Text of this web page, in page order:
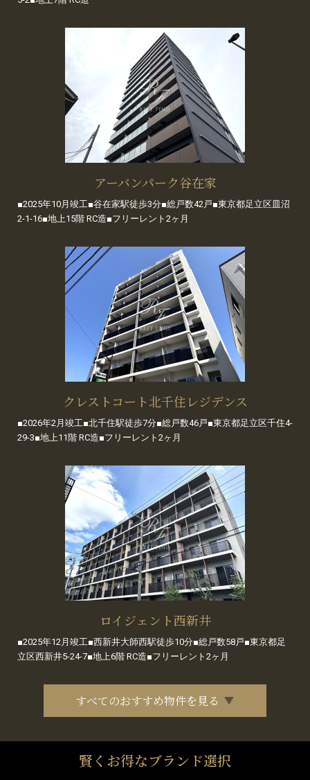
アーバンパーク谷在家
■2025年10月竣工■谷在家駅徒歩3分■総戸数42戸■東京都足立区皿沼
2-1-16■地上15階 RC造■フリーレント2ヶ月
クレストコート北千住レジデンス
■2026年2月竣工■北千住駅徒歩7分■総戸数46戸■東京都足立区千住4-
29-3■地上11階 RC造■フリーレント2ヶ月
ロイジェント西新井
■2025年12月竣工■西新井大師西駅徒歩10分■総戸数58戸■東京都足
立区西新井5-24-7■地上6階 RC造■フリーレント2ヶ月
すべてのおすすめ物件を見る
賢くお得なブランド選択